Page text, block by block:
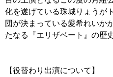
化を遂げている珠城りょうが
団が決まっている愛希れいか
たなる『エリザベート』の歴
【役替わり出演について】